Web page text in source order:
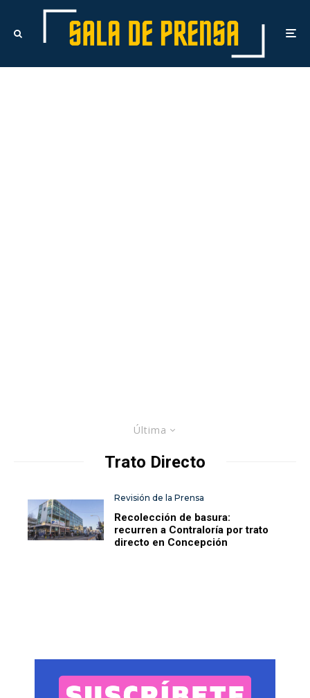
Última
Trato Directo
Revisión de la Prensa
Recolección de basura:
recurren a Contraloría por trato
directo en Concepción